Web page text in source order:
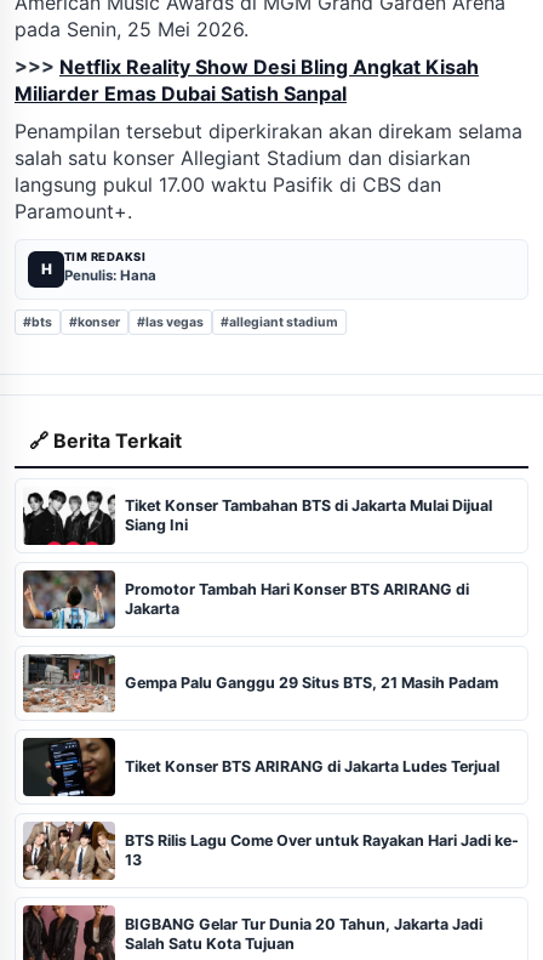
pada Senin, 25 Mei 2026.
>>> Netflix Reality Show Desi Bling Angkat Kisah
Miliarder Emas Dubai Satish Sanpal
Penampilan tersebut diperkirakan akan direkam selama
salah satu konser Allegiant Stadium dan disiarkan
langsung pukul 17.00 waktu Pasifik di CBS dan
Paramount+.
H
TIM REDAKSI
Penulis: Hana
#bts #konser #las vegas #allegiant stadium
🔗 Berita Terkait
Tiket Konser Tambahan BTS di Jakarta Mulai Dijual
Siang Ini
Promotor Tambah Hari Konser BTS ARIRANG di
Jakarta
Gempa Palu Ganggu 29 Situs BTS, 21 Masih Padam
Tiket Konser BTS ARIRANG di Jakarta Ludes Terjual
BTS Rilis Lagu Come Over untuk Rayakan Hari Jadi ke-
13
BIGBANG Gelar Tur Dunia 20 Tahun, Jakarta Jadi
Salah Satu Kota Tujuan